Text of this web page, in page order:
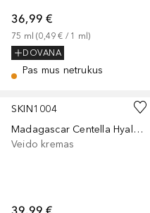
36,99 €
75 ml (0,49 € / 1 ml)
DOVANA
Pas mus netrukus
SKIN1004
Madagascar Centella Hyalu-Cica WATER-FIT Sun serum
Veido kremas